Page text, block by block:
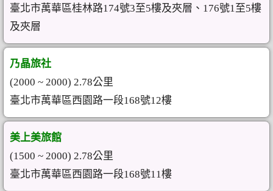
臺北市萬華區桂林路174號3至5樓及夾層、176號1至5樓
及夾層
乃晶旅社
(2000 ~ 2000) 2.78公里
臺北市萬華區西園路一段168號12樓
美上美旅館
(1500 ~ 2000) 2.78公里
臺北市萬華區西園路一段168號11樓